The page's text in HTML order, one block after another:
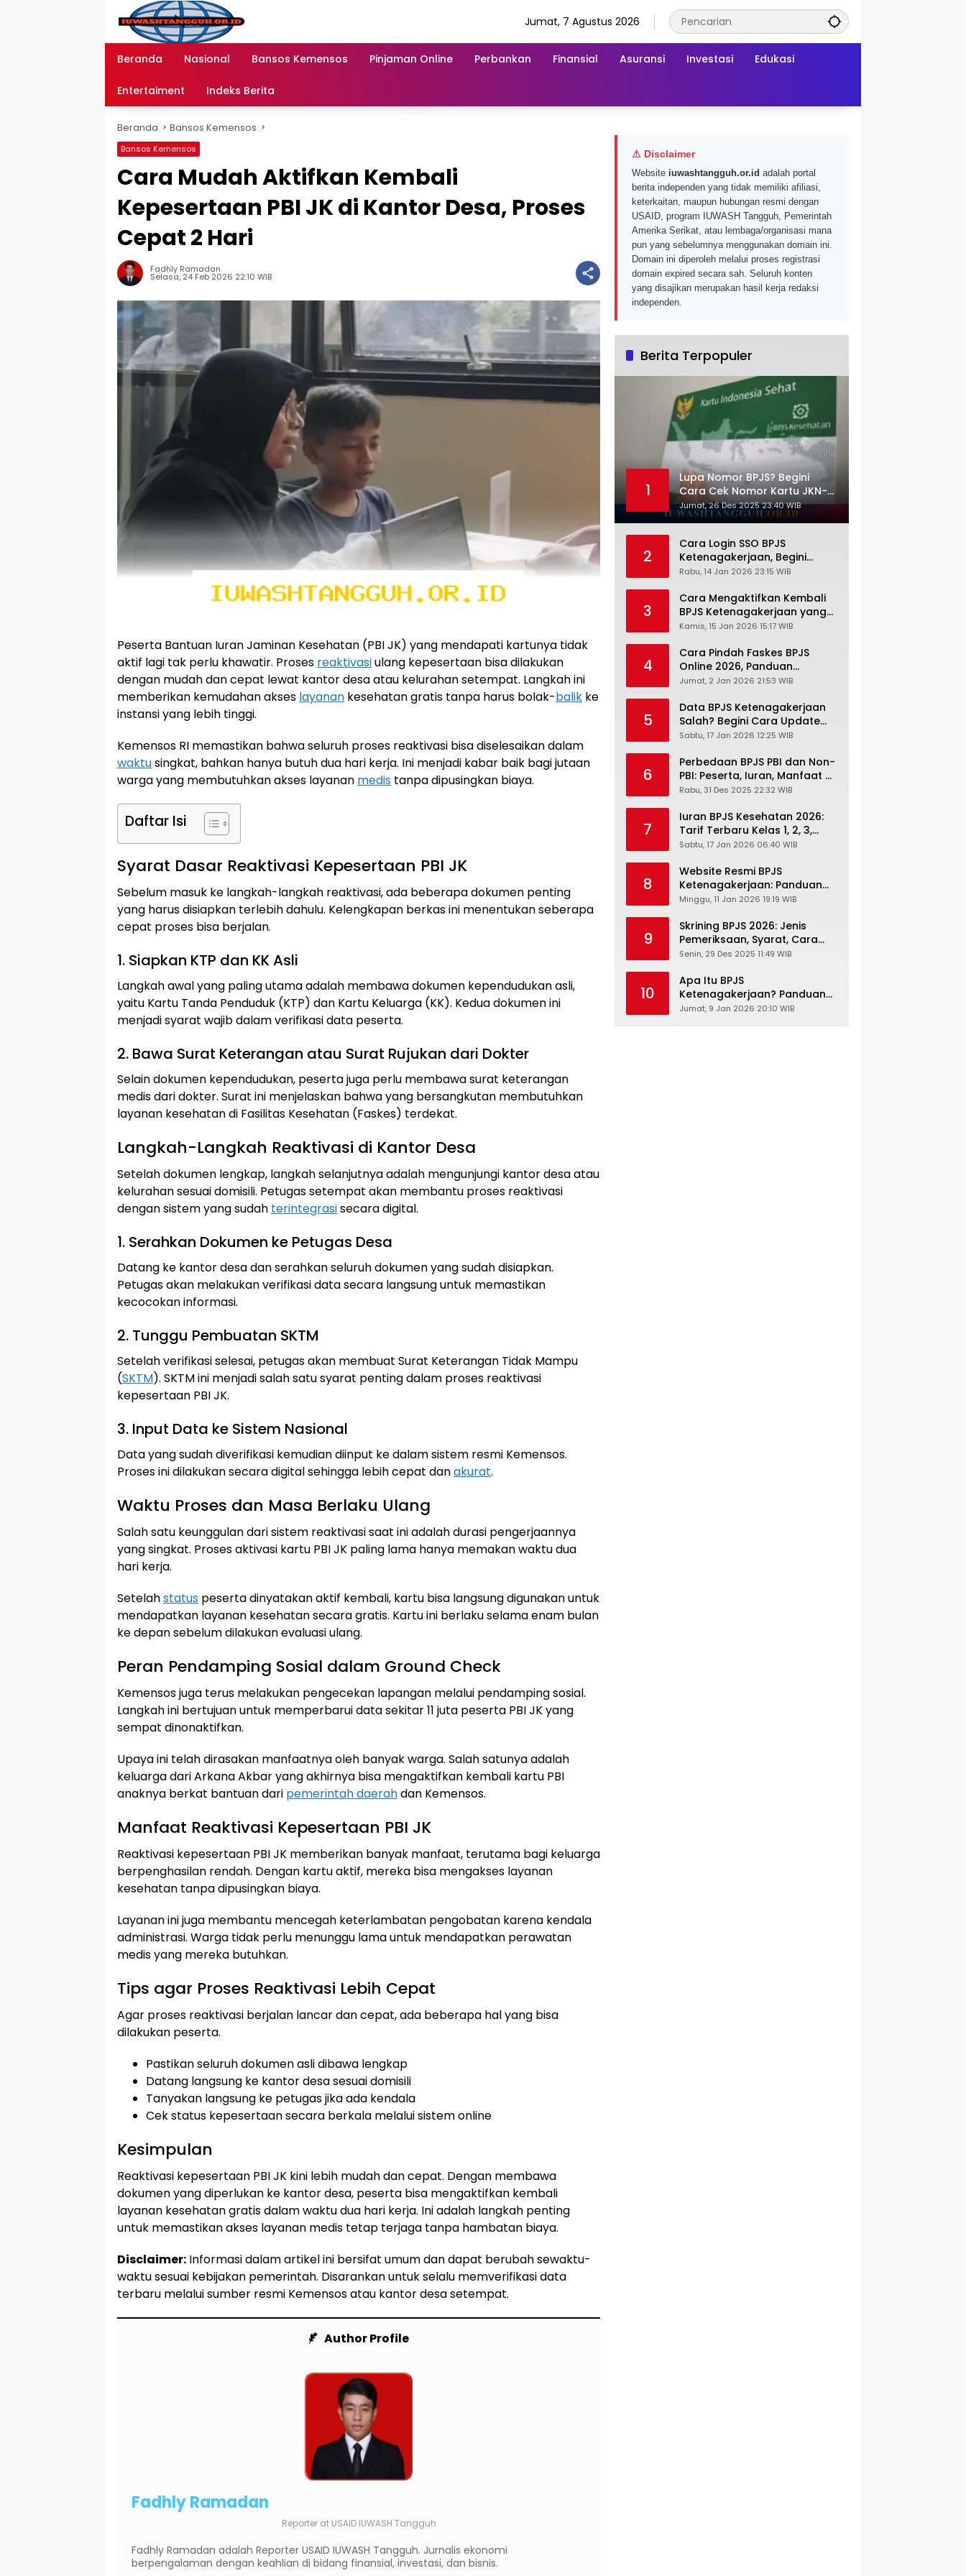
Jumat, 7 Agustus 2026
Beranda Nasional Bansos Kemensos Pinjaman Online Perbankan Finansial Asuransi Investasi Edukasi
Entertaiment Indeks Berita
Beranda Bansos Kemensos
Bansos Kemensos
Cara Mudah Aktifkan Kembali
Kepesertaan PBI JK di Kantor Desa, Proses
Cepat 2 Hari
Fadhly Ramadan
Selasa, 24 Feb 2026 22:10 WIB
Peserta Bantuan Iuran Jaminan Kesehatan (PBI JK) yang mendapati kartunya tidak
aktif lagi tak perlu khawatir. Proses reaktivasiulang kepesertaan bisa dilakukan
dengan mudah dan cepat lewat kantor desa atau kelurahan setempat. Langkah ini
memberikan kemudahan akses layanan kesehatan gratis tanpa harus bolak-balik ke
instansi yang lebih tinggi.
Kemensos RI memastikan bahwa seluruh proses reaktivasi bisa diselesaikan dalam
waktusingkat, bahkan hanya butuh dua hari kerja. Ini menjadi kabar baik bagi jutaan
warga yang membutuhkan akses layanan medis tanpa dipusingkan biaya.
Daftar Isi
Syarat Dasar Reaktivasi Kepesertaan PBI JK
Sebelum masuk ke langkah-langkah reaktivasi, ada beberapa dokumen penting
yang harus disiapkan terlebih dahulu. Kelengkapan berkas ini menentukan seberapa
cepat proses bisa berjalan.
1. Siapkan KTP dan KK Asli
Langkah awal yang paling utama adalah membawa dokumen kependudukan asli,
yaitu Kartu Tanda Penduduk (KTP) dan Kartu Keluarga (KK). Kedua dokumen ini
menjadi syarat wajib dalam verifikasi data peserta.
2. Bawa Surat Keterangan atau Surat Rujukan dari Dokter
Selain dokumen kependudukan, peserta juga perlu membawa surat keterangan
medis dari dokter. Surat ini menjelaskan bahwa yang bersangkutan membutuhkan
layanan kesehatan di Fasilitas Kesehatan (Faskes) terdekat.
Langkah-Langkah Reaktivasi di Kantor Desa
Setelah dokumen lengkap, langkah selanjutnya adalah mengunjungi kantor desa atau
kelurahan sesuai domisili. Petugas setempat akan membantu proses reaktivasi
dengan sistem yang sudah terintegrasisecara digital.
1. Serahkan Dokumen ke Petugas Desa
Datang ke kantor desa dan serahkan seluruh dokumen yang sudah disiapkan.
Petugas akan melakukan verifikasi data secara langsung untuk memastikan
kecocokan informasi.
2. Tunggu Pembuatan SKTM
Setelah verifikasi selesai, petugas akan membuat Surat Keterangan Tidak Mampu
(SKTM). SKTM ini menjadi salah satu syarat penting dalam proses reaktivasi
kepesertaan PBI JK.
3. Input Data ke Sistem Nasional
Data yang sudah diverifikasi kemudian diinput ke dalam sistem resmi Kemensos.
Proses ini dilakukan secara digital sehingga lebih cepat danakurat.
Waktu Proses dan Masa Berlaku Ulang
Salah satu keunggulan dari sistem reaktivasi saat ini adalah durasi pengerjaannya
yang singkat. Proses aktivasi kartu PBI JK paling lama hanya memakan waktu dua
hari kerja.
Setelahstatus peserta dinyatakan aktif kembali, kartu bisa langsung digunakan untuk
mendapatkan layanan kesehatan secara gratis. Kartu ini berlaku selama enam bulan
ke depan sebelum dilakukan evaluasi ulang.
Peran Pendamping Sosial dalam Ground Check
Kemensos juga terus melakukan pengecekan lapangan melalui pendamping sosial.
Langkah ini bertujuan untuk memperbarui data sekitar 11 juta peserta PBI JK yang
sempat dinonaktifkan.
Upaya ini telah dirasakan manfaatnya oleh banyak warga. Salah satunya adalah
keluarga dari Arkana Akbar yang akhirnya bisa mengaktifkan kembali kartu PBI
anaknya berkat bantuan dari pemerintah daerahdan Kemensos.
Manfaat Reaktivasi Kepesertaan PBI JK
Reaktivasi kepesertaan PBI JK memberikan banyak manfaat, terutama bagi keluarga
berpenghasilan rendah. Dengan kartu aktif, mereka bisa mengakses layanan
kesehatan tanpa dipusingkan biaya.
Layanan ini juga membantu mencegah keterlambatan pengobatan karena kendala
administrasi. Warga tidak perlu menunggu lama untuk mendapatkan perawatan
medis yang mereka butuhkan.
Tips agar Proses Reaktivasi Lebih Cepat
Agar proses reaktivasi berjalan lancar dan cepat, ada beberapa hal yang bisa
dilakukan peserta.
Pastikan seluruh dokumen asli dibawa lengkap
Datang langsung ke kantor desa sesuai domisili
Tanyakan langsung ke petugas jika ada kendala
Cek status kepesertaan secara berkala melalui sistem online
Kesimpulan
Reaktivasi kepesertaan PBI JK kini lebih mudah dan cepat. Dengan membawa
dokumen yang diperlukan ke kantor desa, peserta bisa mengaktifkan kembali
layanan kesehatan gratis dalam waktu dua hari kerja. Ini adalah langkah penting
untuk memastikan akses layanan medis tetap terjaga tanpa hambatan biaya.
Disclaimer: Informasi dalam artikel ini bersifat umum dan dapat berubah sewaktu-
waktu sesuai kebijakan pemerintah. Disarankan untuk selalu memverifikasi data
terbaru melalui sumber resmi Kemensos atau kantor desa setempat.
Author Profile
Fadhly Ramadan
Reporter at USAID IUWASH Tangguh
Fadhly Ramadan adalah Reporter USAID IUWASH Tangguh. Jurnalis ekonomi
berpengalaman dengan keahlian di bidang finansial, investasi, dan bisnis.
⚠ Disclaimer
Website iuwashtangguh.or.id adalah portal
berita independen yang tidak memiliki afiliasi,
keterkaitan, maupun hubungan resmi dengan
USAID, program IUWASH Tangguh, Pemerintah
Amerika Serikat, atau lembaga/organisasi mana
pun yang sebelumnya menggunakan domain ini.
Domain ini diperoleh melalui proses registrasi
domain expired secara sah. Seluruh konten
yang disajikan merupakan hasil kerja redaksi
independen.
Berita Terpopuler
1
Lupa Nomor BPJS? Begini
Cara Cek Nomor Kartu JKN-
KIS dengan NIK KTP
Jumat, 26 Des 2025 23:40 WIB
2
Cara Login SSO BPJS
Ketenagakerjaan, Begini
Tutorial Lengkap dan
Rabu, 14 Jan 2026 23:15 WIB
3
Cara Mengaktifkan Kembali
BPJS Ketenagakerjaan yang
Nonaktif, Begini Panduan
Kamis, 15 Jan 2026 15:17 WIB
4
Cara Pindah Faskes BPJS
Online 2026, Panduan
Lengkap via Mobile JKN,
Cabang
Jumat, 2 Jan 2026 21:53 WIB
5
Data BPJS Ketenagakerjaan
Salah? Begini Cara Update
Rekening, Alamat, HP di JMO
Sabtu, 17 Jan 2026 12:25 WIB
6
Perbedaan BPJS PBI dan Non-
PBI: Peserta, Iuran, Manfaat &
Masa Berlaku Terbaru 2026
Rabu, 31 Des 2025 22:32 WIB
7
Iuran BPJS Kesehatan 2026:
Tarif Terbaru Kelas 1, 2, 3,
Cara Bayar, Denda &
JKN-KIS
Sabtu, 17 Jan 2026 06:40 WIB
8
Website Resmi BPJS
Ketenagakerjaan: Panduan
Lengkap Akses dan Fitur
Minggu, 11 Jan 2026 19:19 WIB
9
Skrining BPJS 2026: Jenis
Pemeriksaan, Syarat, Cara
Daftar & Cek Riwayat
Senin, 29 Des 2025 11:49 WIB
10
Apa Itu BPJS
Ketenagakerjaan? Panduan
Lengkap untuk Pekerja dan
Jumat, 9 Jan 2026 20:10 WIB